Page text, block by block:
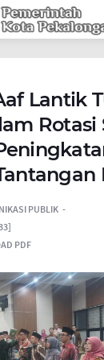
Lantik
Rotasi
PUBLIK
PDF